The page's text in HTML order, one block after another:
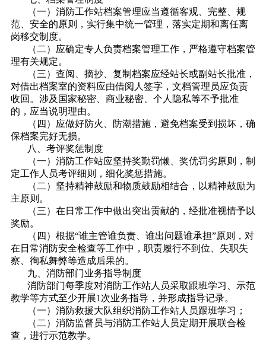
（一）消防工作站档案管理应当遵循客观、完整、规
范、安全的原则，实行集中统一管理，落实定期和离任离
岗移交制度。
（二）应确定专人负责档案管理工作，严格遵守档案管
理有关规定。
（三）查阅、摘抄、复制档案应经站长或副站长批准，
对借出档案室的资料应由借阅人签字，文档管理员应负责
收回。涉及国家秘密、商业秘密、个人隐私等不予批准
的，应当说明理由。
（四）应做好防火、防潮措施，避免档案受到损坏，确
保档案完好无损。
八、考评奖惩制度
（一）消防工作站应坚持奖勤罚懒、奖优罚劣原则，制
定工作人员考评细则，细化奖惩措施。
（二）坚持精神鼓励和物质鼓励相结合，以精神鼓励为
主原则。
（三）在日常工作中做出突出贡献的，经批准视情予以
奖励。
（四）根据“谁主管谁负责、谁出问题谁承担”原则，对
在日常消防安全检查等工作中，职责履行不到位、失职失
察、徇私舞弊等造成后果的。
九、消防部门业务指导制度
消防部门每季度对消防工作站人员采取跟班学习、示范
教学等方式至少开展1次业务指导，并形成指导记录。
（一）消防救援大队组织消防工作站人员跟班学习；
（二）消防监督员与消防工作站人员定期开展联合检
查，进行示范教学。